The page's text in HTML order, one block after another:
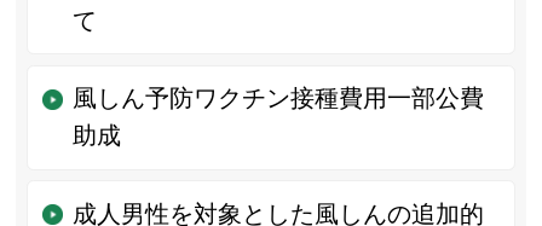
て
風しん予防ワクチン接種費用一部公費
助成
成人男性を対象とした風しんの追加的